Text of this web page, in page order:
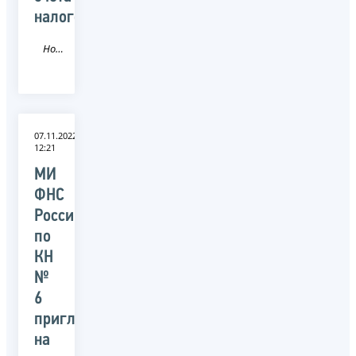
налогоплательщика»
Новость
07.11.2022
12:21
МИ
ФНС
России
по
КН
№
6
приглашает
на